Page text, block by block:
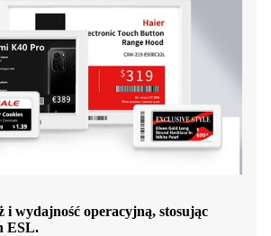
i wydajność operacyjną, stosując
ESL.